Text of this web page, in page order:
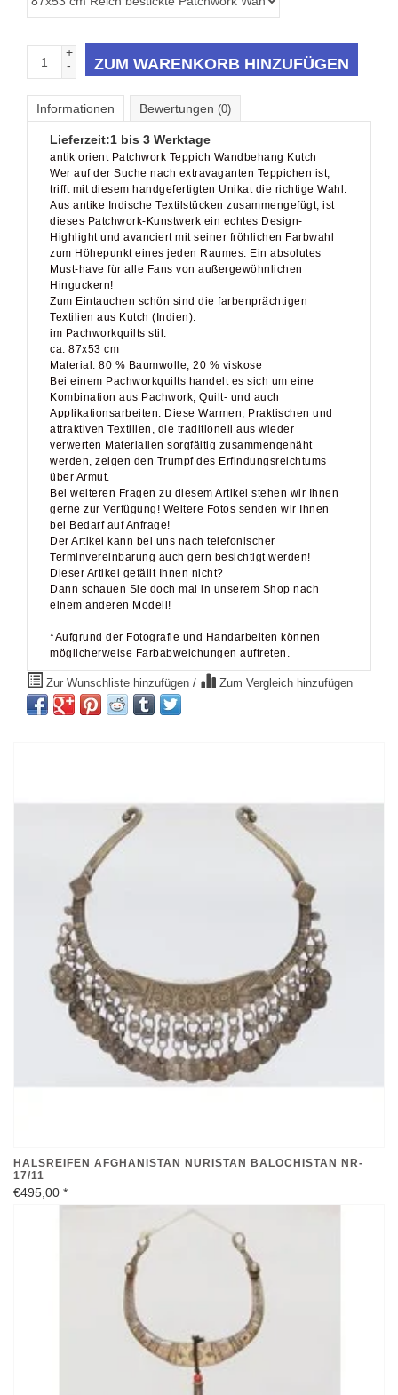
-
ZUM WARENKORB HINZUFÜGEN
Lieferzeit:1 bis 3 Werktage
antik orient Patchwork Teppich Wandbehang Kutch
Wer auf der Suche nach extravaganten Teppichen ist,
trifft mit diesem handgefertigten Unikat die richtige Wahl.
Aus antike Indische Textilstücken zusammengefügt, ist
dieses Patchwork-Kunstwerk ein echtes Design-
Highlight und avanciert mit seiner fröhlichen Farbwahl
zum Höhepunkt eines jeden Raumes. Ein absolutes
Must-have für alle Fans von außergewöhnlichen
Hinguckern!
Zum Eintauchen schön sind die farbenprächtigen
Textilien aus Kutch (Indien).
im Pachworkquilts stil.
ca. 87x53 cm
Material: 80 % Baumwolle, 20 % viskose
Bei einem Pachworkquilts handelt es sich um eine
Kombination aus Pachwork, Quilt- und auch
Applikationsarbeiten. Diese Warmen, Praktischen und
attraktiven Textilien, die traditionell aus wieder
verwerten Materialien sorgfältig zusammengenäht
werden, zeigen den Trumpf des Erfindungsreichtums
über Armut.
Bei weiteren Fragen zu diesem Artikel stehen wir Ihnen
gerne zur Verfügung! Weitere Fotos senden wir Ihnen
bei Bedarf auf Anfrage!
Der Artikel kann bei uns nach telefonischer
Terminvereinbarung auch gern besichtigt werden!
Dieser Artikel gefällt Ihnen nicht?
Dann schauen Sie doch mal in unserem Shop nach
einem anderen Modell!
möglicherweise Farbabweichungen auftreten.
Zur Wunschliste hinzufügen/ Zum Vergleich hinzufügen
€495,00*